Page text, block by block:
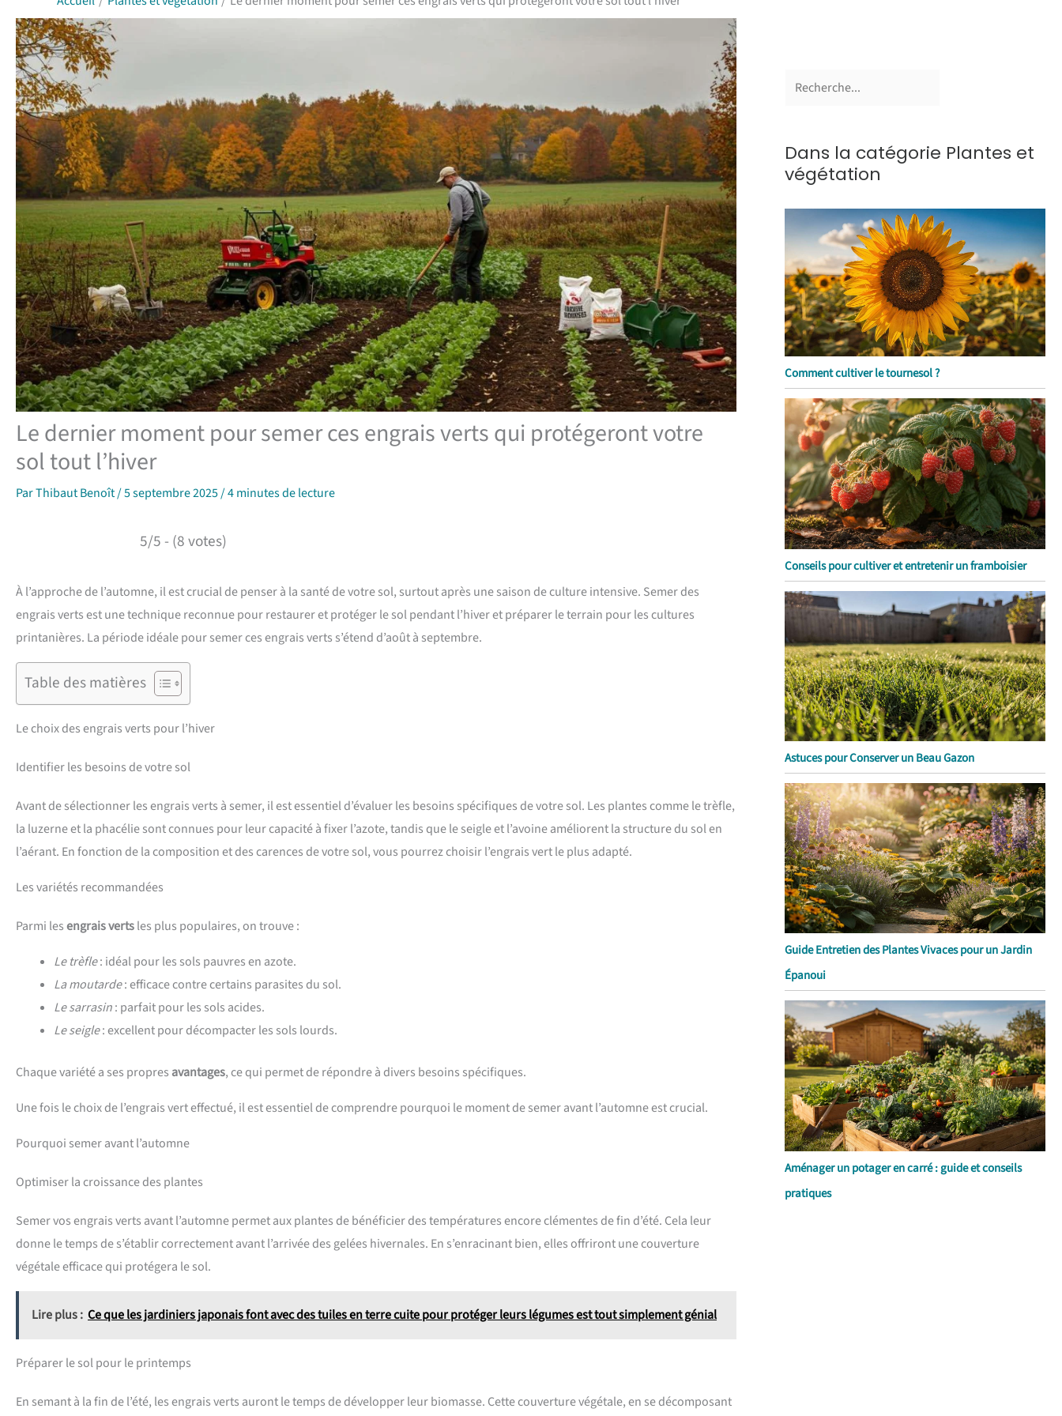
Le dernier moment pour semer ces engrais verts qui protégeront votre
sol tout l’hiver
ParThibaut Benoît/5 septembre 2025/4 minutes de lecture
5/5 - (8 votes)
À l’approche de l’automne, il est crucial de penser à la santé de votre sol, surtout après une saison de culture intensive. Semer des
engrais verts est une technique reconnue pour restaurer et protéger le sol pendant l’hiver et préparer le terrain pour les cultures
printanières. La période idéale pour semer ces engrais verts s’étend d’août à septembre.
Table des matières
Le choix des engrais verts pour l’hiver
Identifier les besoins de votre sol
Avant de sélectionner les engrais verts à semer, il est essentiel d’évaluer les besoins spécifiques de votre sol. Les plantes comme le trèfle,
la luzerne et la phacélie sont connues pour leur capacité à fixer l’azote, tandis que le seigle et l’avoine améliorent la structure du sol en
l’aérant. En fonction de la composition et des carences de votre sol, vous pourrez choisir l’engrais vert le plus adapté.
Les variétés recommandées
Parmi lesengrais vertsles plus populaires, on trouve :
Le trèfle: idéal pour les sols pauvres en azote.
La moutarde: efficace contre certains parasites du sol.
Le sarrasin: parfait pour les sols acides.
Le seigle: excellent pour décompacter les sols lourds.
Chaque variété a ses propres avantages, ce qui permet de répondre à divers besoins spécifiques.
Une fois le choix de l’engrais vert effectué, il est essentiel de comprendre pourquoi le moment de semer avant l’automne est crucial.
Pourquoi semer avant l’automne
Optimiser la croissance des plantes
Semer vos engrais verts avant l’automne permet aux plantes de bénéficier des températures encore clémentes de fin d’été. Cela leur
donne le temps de s’établir correctement avant l’arrivée des gelées hivernales. En s’enracinant bien, elles offriront une couverture
végétale efficace qui protégera le sol.
Lire plus : Ce que les jardiniers japonais font avec des tuiles en terre cuite pour protéger leurs légumes est tout simplement génial
Préparer le sol pour le printemps
En semant à la fin de l’été, les engrais verts auront le temps de développer leur biomasse. Cette couverture végétale, en se décomposant
Dans la catégorie Plantes et
végétation
Comment cultiver le tournesol ?
Conseils pour cultiver et entretenir un framboisier
Astuces pour Conserver un Beau Gazon
Guide Entretien des Plantes Vivaces pour un Jardin
Épanoui
Aménager un potager en carré : guide et conseils
pratiques